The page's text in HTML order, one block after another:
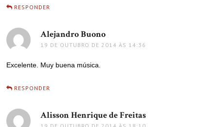
RESPONDER
Alejandro Buono
19 DE OUTUBRO DE 2014 ÀS 14:36
Excelente. Muy buena música.
RESPONDER
Alisson Henrique de Freitas